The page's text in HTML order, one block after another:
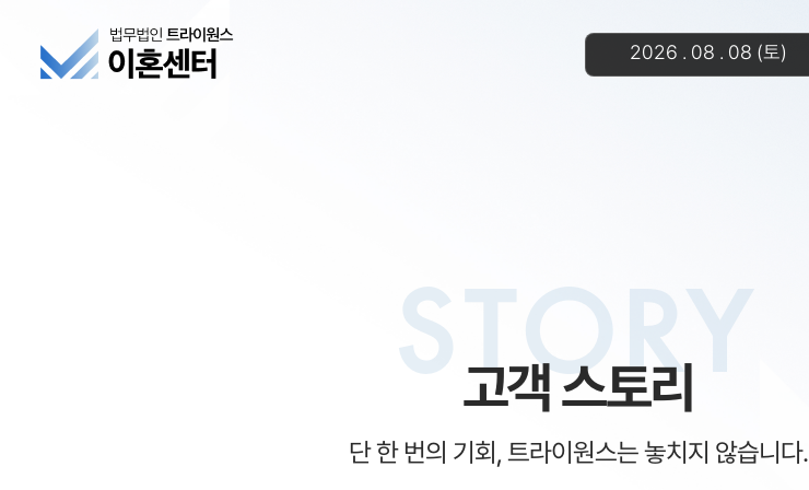
2026 . 08 . 08 (토)
STORY
고객 스토리
단 한 번의 기회, 트라이원스는 놓치지 않습니다.